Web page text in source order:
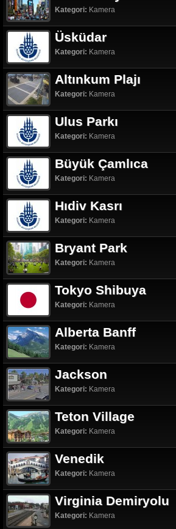
Kategori: Kamera
Üsküdar
Kategori: Kamera
Altınkum Plajı
Kategori: Kamera
Ulus Parkı
Kategori: Kamera
Büyük Çamlıca
Kategori: Kamera
Hıdiv Kasrı
Kategori: Kamera
Bryant Park
Kategori: Kamera
Tokyo Shibuya
Kategori: Kamera
Alberta Banff
Kategori: Kamera
Jackson
Kategori: Kamera
Teton Village
Kategori: Kamera
Venedik
Kategori: Kamera
Virginia Demiryolu
Kategori: Kamera